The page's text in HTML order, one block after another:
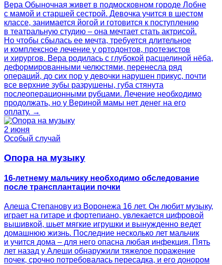
Вера Обыночная живет в подмосковном городе Лобне
с мамой и старшей сестрой. Девочка учится в шестом
классе, занимается йогой и готовится к поступлению
в театральную студию – она мечтает стать актрисой.
Но чтобы сбылась ее мечта, требуется длительное
и комплексное лечение у ортодонтов, протезистов
и хирургов. Вера родилась с глубокой расщелиной нёба,
деформированными челюстями, перенесла ряд
операций, до сих пор у девочки нарушен прикус, почти
все верхние зубы разрушены, губа стянута
послеоперационными рубцами. Лечение необходимо
продолжать, но у Вериной мамы нет денег на его
оплату. →
2 июня
Особый случай
Опора на музыку
16-летнему мальчику необходимо обследование
после трансплантации почки
Алеша Степанову из Воронежа 16 лет. Он любит музыку,
играет на гитаре и фортепиано, увлекается цифровой
вышивкой, шьет мягкие игрушки и вынужденно ведет
домашнюю жизнь. Последние несколько лет мальчик
и учится дома – для него опасна любая инфекция. Пять
лет назад у Алеши обнаружили тяжелое поражение
почек, срочно потребовалась пересадка, и его донором